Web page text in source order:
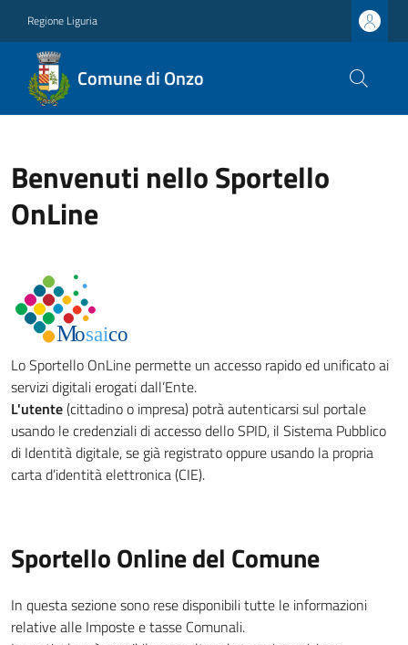
Regione Liguria
Comune di Onzo
Benvenuti nello Sportello
OnLine
Lo Sportello OnLine permette un accesso rapido ed unificato ai
servizi digitali erogati dall’Ente.
L'utente(cittadino o impresa) potrà autenticarsi sul portale
usando le credenziali di accesso dello SPID, il Sistema Pubblico
di Identità digitale, se già registrato oppure usando la propria
carta d’identità elettronica (CIE).
Sportello Online del Comune
In questa sezione sono rese disponibili tutte le informazioni
relative alle Imposte e tasse Comunali.